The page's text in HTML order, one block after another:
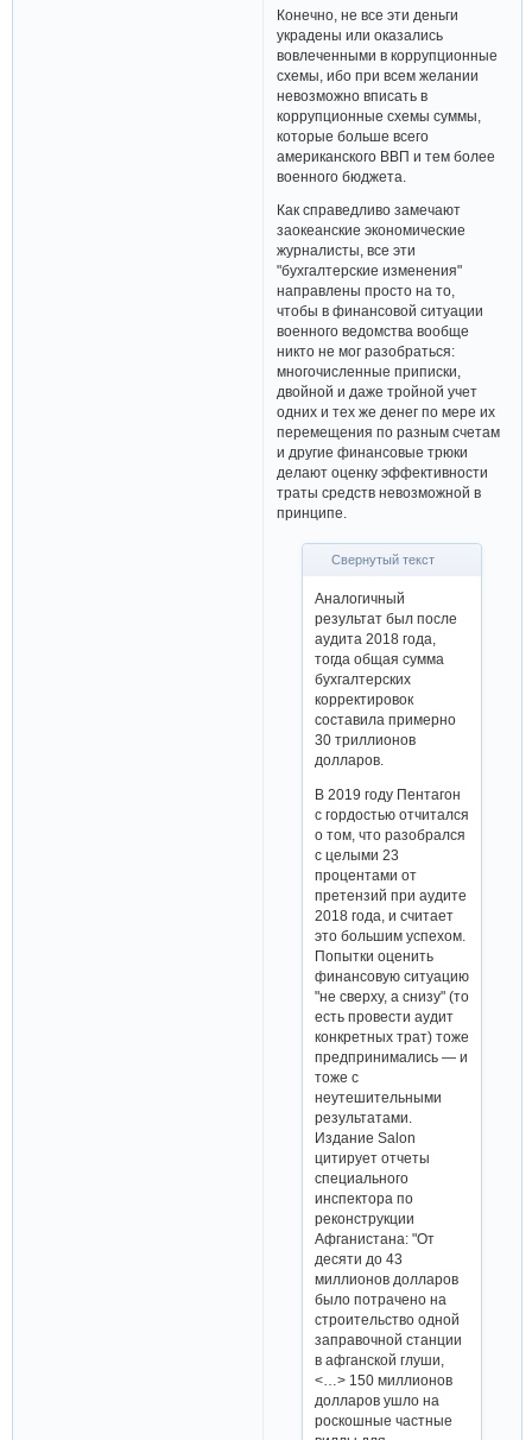
Конечно, не все эти деньги
украдены или оказались
вовлеченными в коррупционные
схемы, ибо при всем желании
невозможно вписать в
коррупционные схемы суммы,
которые больше всего
американского ВВП и тем более
военного бюджета.
Как справедливо замечают
заокеанские экономические
журналисты, все эти
"бухгалтерские изменения"
направлены просто на то,
чтобы в финансовой ситуации
военного ведомства вообще
никто не мог разобраться:
многочисленные приписки,
двойной и даже тройной учет
одних и тех же денег по мере их
перемещения по разным счетам
и другие финансовые трюки
делают оценку эффективности
траты средств невозможной в
принципе.
Свернутый текст
Аналогичный
результат был после
аудита 2018 года,
тогда общая сумма
бухгалтерских
корректировок
составила примерно
30 триллионов
долларов.
В 2019 году Пентагон
с гордостью отчитался
о том, что разобрался
с целыми 23
процентами от
претензий при аудите
2018 года, и считает
это большим успехом.
Попытки оценить
финансовую ситуацию
"не сверху, а снизу" (то
есть провести аудит
конкретных трат) тоже
предпринимались — и
тоже с
неутешительными
результатами.
Издание Salon
цитирует отчеты
специального
инспектора по
реконструкции
Афганистана: "От
десяти до 43
миллионов долларов
было потрачено на
строительство одной
заправочной станции
в афганской глуши,
<…> 150 миллионов
долларов ушло на
роскошные частные